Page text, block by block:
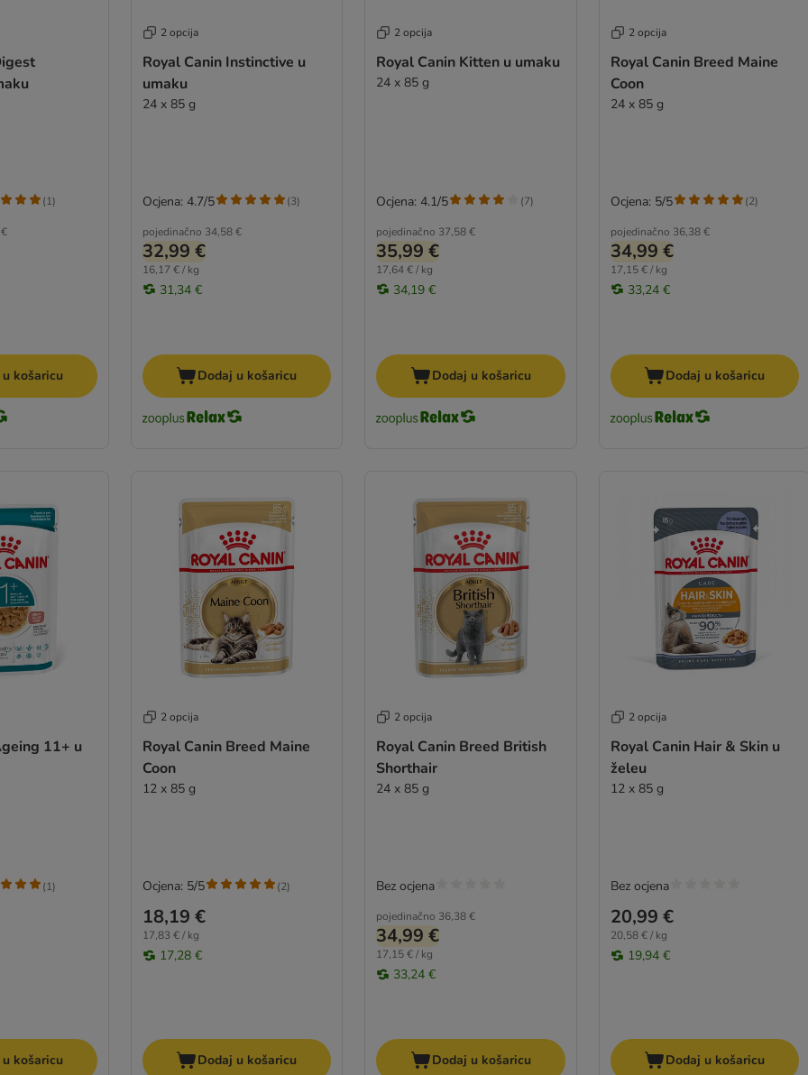
(1)
košaricu
2 opcija
Royal Canin Instinctive u
umaku
24 x 85 g
pojedinačno 34,58 €
32,99 €
16,17 € / kg
31,34 €
Ocjena: 4.7/5 (3)
Dodaj u košaricu
2 opcija
Royal Canin Kitten u umaku
24 x 85 g
pojedinačno 37,58 €
35,99 €
17,64 € / kg
34,19 €
Ocjena: 4.1/5 (7)
Dodaj u košaricu
2 opcija
Royal Canin Breed Maine
Coon
24 x 85 g
pojedinačno 36,38 €
34,99 €
17,15 € / kg
33,24 €
Ocjena: 5/5 (2)
Dodaj u košaricu
11+ u
(1)
košaricu
2 opcija
Royal Canin Breed Maine
Coon
12 x 85 g
18,19 €
17,83 € / kg
17,28 €
Ocjena: 5/5 (2)
Dodaj u košaricu
2 opcija
Royal Canin Breed British
Shorthair
24 x 85 g
pojedinačno 36,38 €
34,99 €
17,15 € / kg
33,24 €
Bez ocjena
Dodaj u košaricu
2 opcija
Royal Canin Hair & Skin u
želeu
12 x 85 g
20,99 €
20,58 € / kg
19,94 €
Bez ocjena
Dodaj u košaricu